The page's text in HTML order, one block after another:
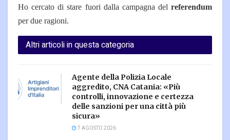
Ho cercato di stare fuori dalla campagna del referendum
per due ragioni.
Altri articoli in questa categoria
Agente della Polizia Locale
aggredito, CNA Catania: «Più
controlli, innovazione e certezza
delle sanzioni per una città più
sicura»
7 AGOSTO 2026